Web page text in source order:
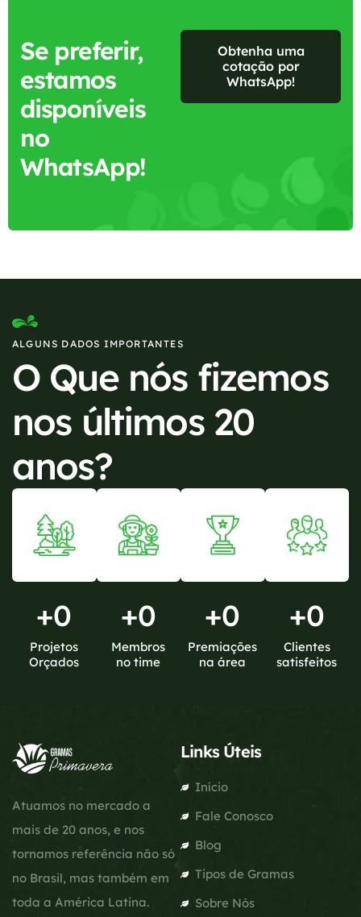
Se preferir,
estamos
disponíveis
no
WhatsApp!
Obtenha uma
cotação por
WhatsApp!
ALGUNS DADOS IMPORTANTES
O Que nós fizemos
nos últimos 20
anos?
+0
Projetos
Orçados
+0
Membros
no time
+0
Premiações
na área
+0
Clientes
satisfeitos
Atuamos no mercado a
mais de 20 anos, e nos
tornamos referência não só
no Brasil, mas também em
toda a América Latina.
Links Úteis
Início
Fale Conosco
Blog
Tipos de Gramas
Sobre Nós